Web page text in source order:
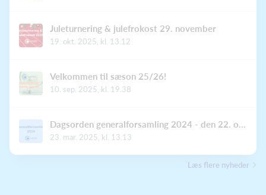
Juleturnering & julefrokost 29. november
19. okt. 2025, kl. 13.12
Velkommen til sæson 25/26!
10. sep. 2025, kl. 19.38
Dagsorden generalforsamling 2024 - den 22. oktober
23. mar. 2025, kl. 13.13
Læs flere nyheder